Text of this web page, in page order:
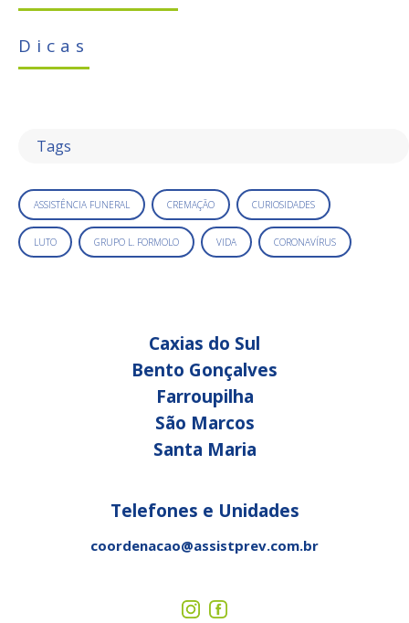
Dicas
Tags
ASSISTÊNCIA FUNERAL CREMAÇÃO CURIOSIDADES
LUTO GRUPO L. FORMOLO VIDA CORONAVÍRUS
Caxias do Sul
Bento Gonçalves
Farroupilha
São Marcos
Santa Maria
Telefones e Unidades
coordenacao@assistprev.com.br